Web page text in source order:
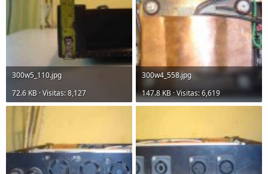
300w5_110.jpg
72.6 KB · Visitas: 8,127
300w4_558.jpg
147.8 KB · Visitas: 6,619